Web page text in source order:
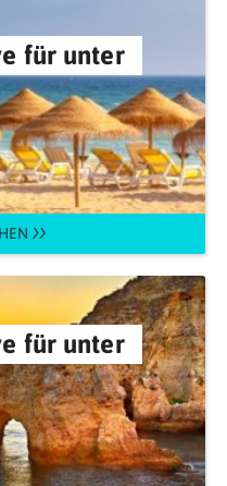
für unter
für unter